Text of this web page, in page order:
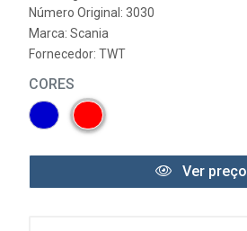
Número Original: 3030
Marca: Scania
Fornecedor: TWT
CORES
Ver preço